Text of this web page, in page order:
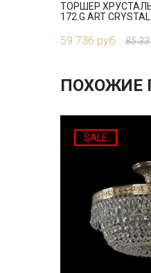
ТОРШЕР
172.G ART
59 736 руб. 85
ПОХОЖИЕ
SALE